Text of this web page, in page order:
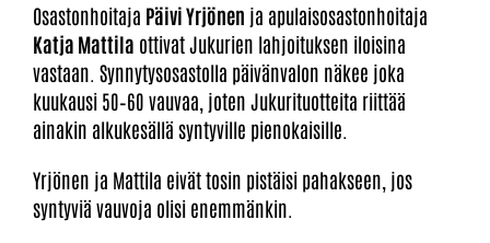
Osastonhoitaja Päivi Yrjönen ja apulaisosastonhoitaja
Katja Mattila ottivat Jukurien lahjoituksen iloisina
vastaan. Synnytysosastolla päivänvalon näkee joka
kuukausi 50–60 vauvaa, joten Jukurituotteita riittää
ainakin alkukesällä syntyville pienokaisille.
Yrjönen ja Mattila eivät tosin pistäisi pahakseen, jos
syntyviä vauvoja olisi enemmänkin.